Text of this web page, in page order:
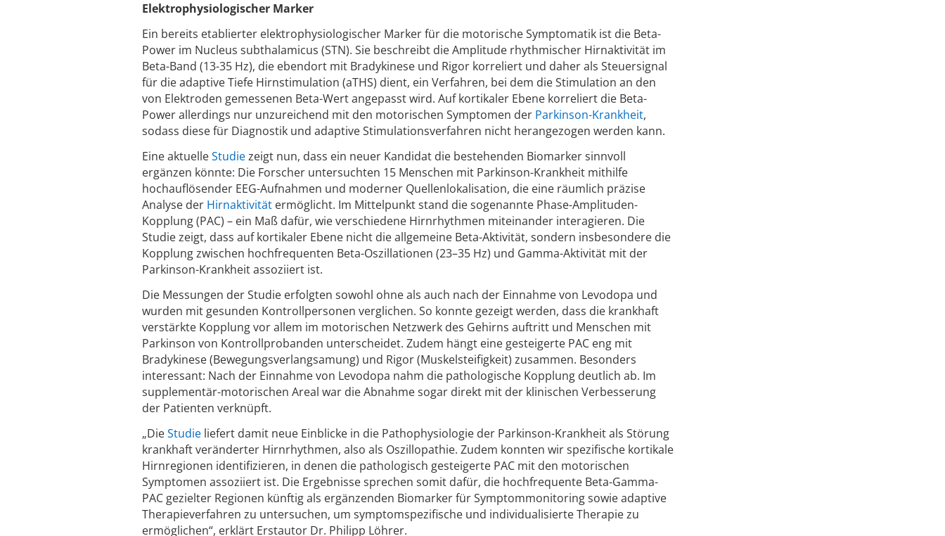
Elektrophysiologischer Marker
Ein bereits etablierter elektrophysiologischer Marker für die motorische Symptomatik ist die Beta-
Power im Nucleus subthalamicus (STN). Sie beschreibt die Amplitude rhythmischer Hirnaktivität im
Beta-Band (13-35 Hz), die ebendort mit Bradykinese und Rigor korreliert und daher als Steuersignal
für die adaptive Tiefe Hirnstimulation (aTHS) dient, ein Verfahren, bei dem die Stimulation an den
von Elektroden gemessenen Beta-Wert angepasst wird. Auf kortikaler Ebene korreliert die Beta-
Power allerdings nur unzureichend mit den motorischen Symptomen der Parkinson-Krankheit,
sodass diese für Diagnostik und adaptive Stimulationsverfahren nicht herangezogen werden kann.
Eine aktuelleStudiezeigt nun, dass ein neuer Kandidat die bestehenden Biomarker sinnvoll
ergänzen könnte: Die Forscher untersuchten 15 Menschen mit Parkinson-Krankheit mithilfe
hochauflösender EEG-Aufnahmen und moderner Quellenlokalisation, die eine räumlich präzise
Analyse der Hirnaktivität ermöglicht. Im Mittelpunkt stand die sogenannte Phase-Amplituden-
Kopplung (PAC) – ein Maß dafür, wie verschiedene Hirnrhythmen miteinander interagieren. Die
Studie zeigt, dass auf kortikaler Ebene nicht die allgemeine Beta-Aktivität, sondern insbesondere die
Kopplung zwischen hochfrequenten Beta-Oszillationen (23–35 Hz) und Gamma-Aktivität mit der
Parkinson-Krankheit assoziiert ist.
Die Messungen der Studie erfolgten sowohl ohne als auch nach der Einnahme von Levodopa und
wurden mit gesunden Kontrollpersonen verglichen. So konnte gezeigt werden, dass die krankhaft
verstärkte Kopplung vor allem im motorischen Netzwerk des Gehirns auftritt und Menschen mit
Parkinson von Kontrollprobanden unterscheidet. Zudem hängt eine gesteigerte PAC eng mit
Bradykinese (Bewegungsverlangsamung) und Rigor (Muskelsteifigkeit) zusammen. Besonders
interessant: Nach der Einnahme von Levodopa nahm die pathologische Kopplung deutlich ab. Im
supplementär-motorischen Areal war die Abnahme sogar direkt mit der klinischen Verbesserung
der Patienten verknüpft.
„DieStudie liefert damit neue Einblicke in die Pathophysiologie der Parkinson-Krankheit als Störung
krankhaft veränderter Hirnrhythmen, also als Oszillopathie. Zudem konnten wir spezifische kortikale
Hirnregionen identifizieren, in denen die pathologisch gesteigerte PAC mit den motorischen
Symptomen assoziiert ist. Die Ergebnisse sprechen somit dafür, die hochfrequente Beta-Gamma-
PAC gezielter Regionen künftig als ergänzenden Biomarker für Symptommonitoring sowie adaptive
Therapieverfahren zu untersuchen, um symptomspezifische und individualisierte Therapie zu
ermöglichen“, erklärt Erstautor Dr. Philipp Löhrer.